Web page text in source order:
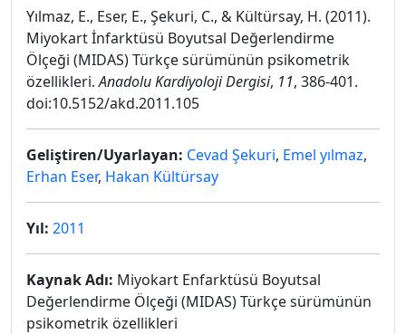
Yılmaz, E., Eser, E., Şekuri, C., & Kültürsay, H. (2011).
Miyokart İnfarktüsü Boyutsal Değerlendirme
Ölçeği (MIDAS) Türkçe sürümünün psikometrik
özellikleri.Anadolu Kardiyoloji Dergisi, 11, 386-401.
doi:10.5152/akd.2011.105
Geliştiren/Uyarlayan: Cevad Şekuri, Emel yılmaz,
Erhan Eser, Hakan Kültürsay
Yıl: 2011
Kaynak Adı: Miyokart Enfarktüsü Boyutsal
Değerlendirme Ölçeği (MIDAS) Türkçe sürümünün
psikometrik özellikleri